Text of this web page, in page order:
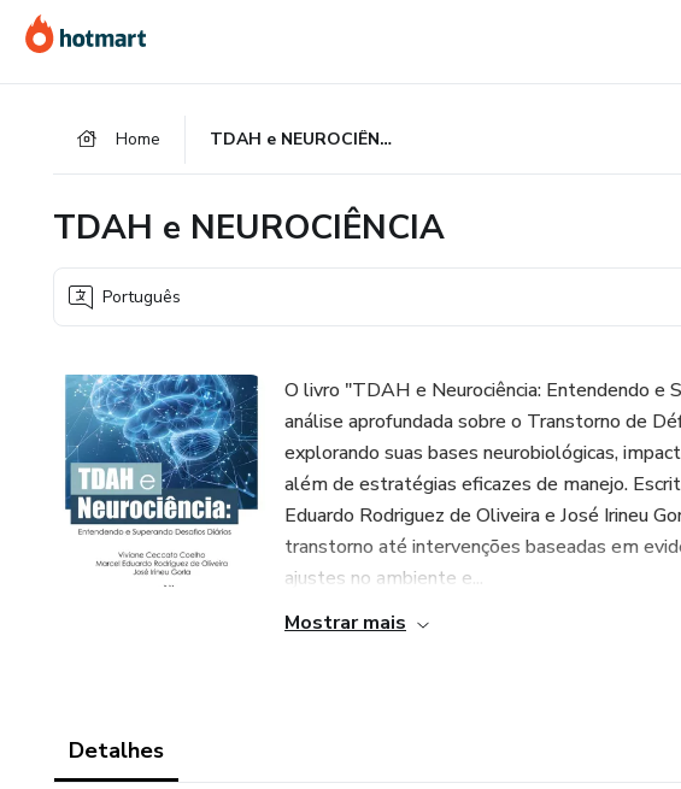
para
o
para
o
para
o
Home TDAH e NEUROCIÊNCIA
TDAH e NEUROCIÊNCIA
Português
O livro "TDAH e Neurociência: Entendendo e
análise aprofundada sobre o Transtorno de
explorando suas bases neurobiológicas,
além de estratégias eficazes de manejo.
Eduardo Rodriguez de Oliveira e José Irineu
transtorno até intervenções baseadas em
ajustes no ambiente e...
Mostrar mais
Detalhes